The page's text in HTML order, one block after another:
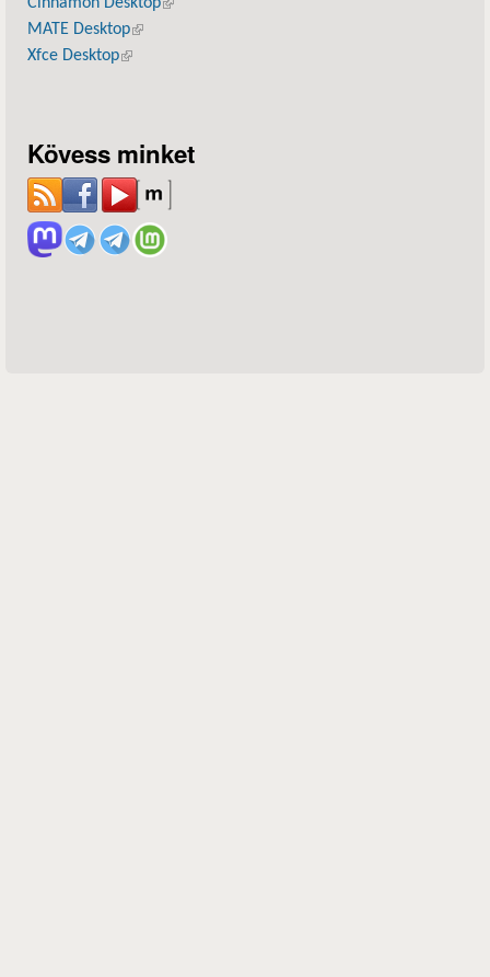
MATE Desktop(külső hivatkozás)
Xfce Desktop(külső hivatkozás)
Kövess minket